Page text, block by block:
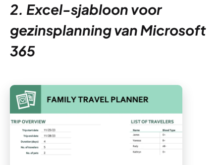
2. Excel-sjabloon voor
gezinsplanning van Microsoft
365